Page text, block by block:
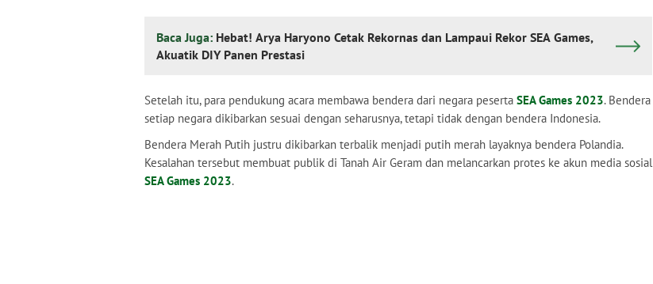
Baca Juga: Hebat! Arya Haryono Cetak Rekornas dan Lampaui Rekor SEA Games,
Akuatik DIY Panen Prestasi
Setelah itu, para pendukung acara membawa bendera dari negara peserta SEA Games 2023. Bendera
setiap negara dikibarkan sesuai dengan seharusnya, tetapi tidak dengan bendera Indonesia.
Bendera Merah Putih justru dikibarkan terbalik menjadi putih merah layaknya bendera Polandia.
Kesalahan tersebut membuat publik di Tanah Air Geram dan melancarkan protes ke akun media sosial
SEA Games 2023.